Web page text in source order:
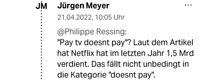
JM Jürgen Meyer
21.04.2022, 10:05 Uhr
@Philippe Ressing:
"Pay tv doesnt pay"? Laut dem Artikel
hat Netflix hat im letzten Jahr 1,5 Mrd
verdient. Das fällt nicht unbedingt in
die Kategorie "doesnt pay".